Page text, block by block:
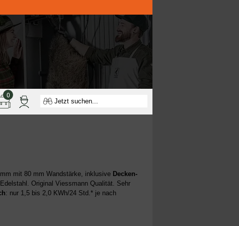
0
mit 80 mm Wandstärke, inklusive Decken-
Original Viessmann Qualität. Sehr
: nur 1,5 bis 2,0 KWh/24 Std.* je nach